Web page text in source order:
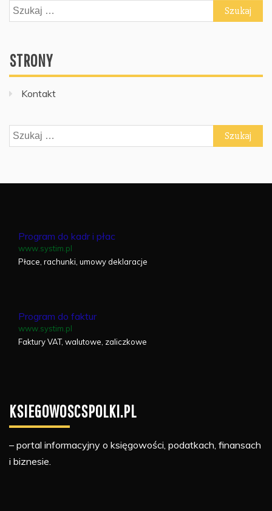
Szukaj:
STRONY
Kontakt
Szukaj:
Program do kadr i płac
www.systim.pl
Płace, rachunki, umowy deklaracje
Program do faktur
www.systim.pl
Faktury VAT, walutowe, zaliczkowe
KSIEGOWOSCSPOLKI.PL
– portal informacyjny o księgowości, podatkach, finansach
i biznesie.